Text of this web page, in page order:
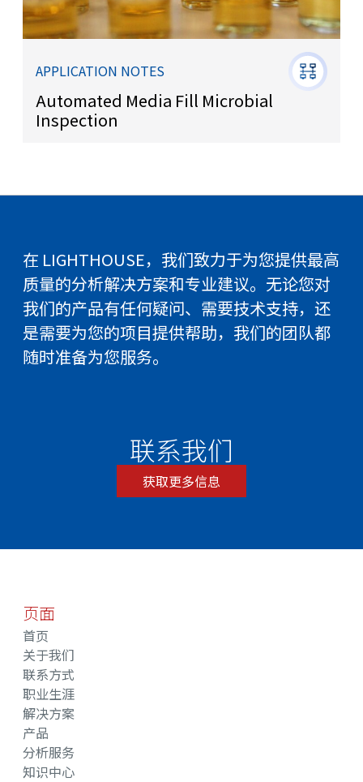
APPLICATION NOTES
Automated Media Fill Microbial
Inspection
在 LIGHTHOUSE，我们致力于为您提供最高
质量的分析解决方案和专业建议。无论您对
我们的产品有任何疑问、需要技术支持，还
是需要为您的项目提供帮助，我们的团队都
随时准备为您服务。
联系我们
获取更多信息
页面
首页
关于我们
联系方式
职业生涯
解决方案
产品
分析服务
知识中心